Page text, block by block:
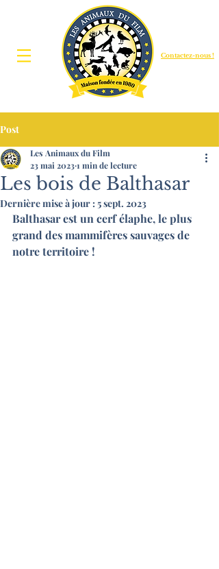
Contactez-nous !
Post
Les bois de Balthasar
Les Animaux du Film
23 mai 20231 min de lecture
Dernière mise à jour :5 sept. 2023
Balthasar est un cerf élaphe, le plus
grand des mammifères sauvages de
notre territoire !